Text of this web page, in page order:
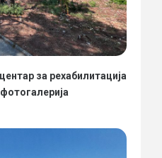
за рехабилитација